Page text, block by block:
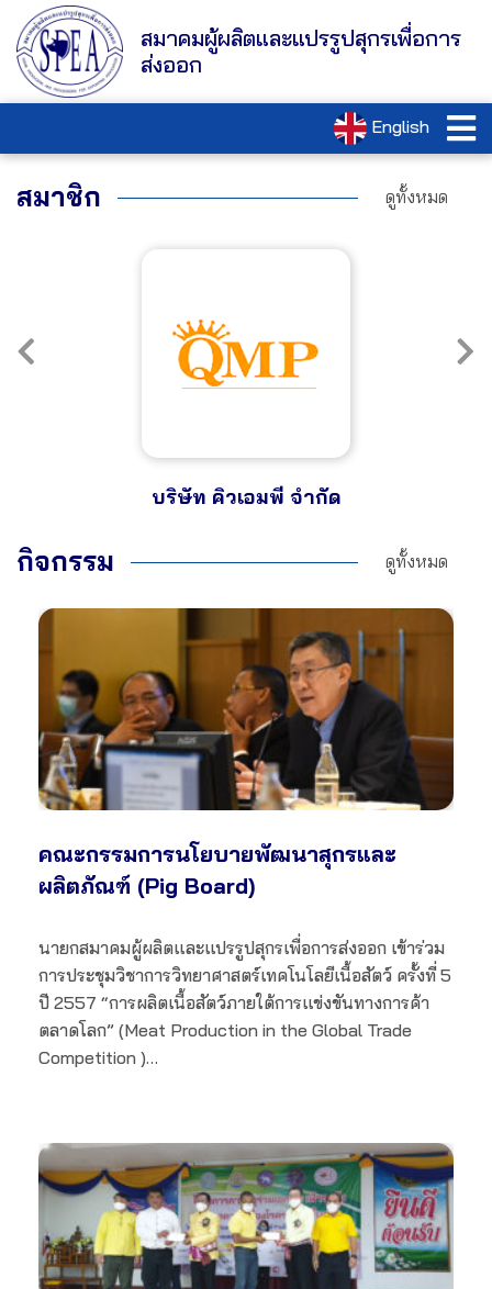
สมาคมผู้ผลิตและแปรรูปสุกรเพื่อการ
ส่งออก
English
สมาชิก ดูทั้งหมด
บริษัท คิวเอมพี จำกัด
กิจกรรม ดูทั้งหมด
คณะกรรมการนโยบายพัฒนาสุกรและ
ผลิตภัณฑ์ (Pig Board)
นายกสมาคมผู้ผลิตและแปรรูปสุกรเพื่อการส่งออก เข้าร่วม
การประชุมวิชาการวิทยาศาสตร์เทคโนโลยีเนื้อสัตว์ ครั้งที่ 5
ปี 2557 “การผลิตเนื้อสัตว์ภายใต้การแข่งขันทางการค้า
ตลาดโลก” (Meat Production in the Global Trade
Competition )…